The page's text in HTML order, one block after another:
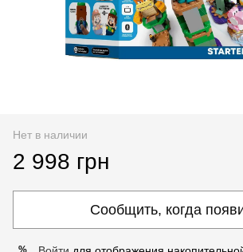
Нет в наличии
2 998 грн
Сообщить, когда
%